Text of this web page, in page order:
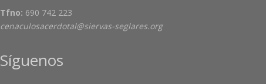
Tfno: 690 742 223
cenaculosacerdotal@siervas-seglares.org
Síguenos